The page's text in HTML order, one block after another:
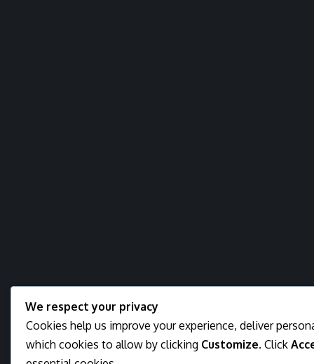
We respect your privacy
Cookies help us improve your experience, deliver
which cookies to allow by clicking Customize. Click